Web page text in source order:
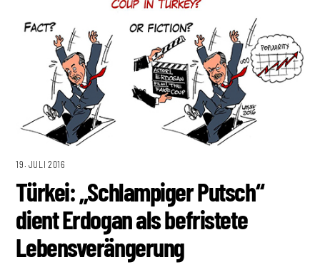
19. JULI 2016
Türkei: „Schlampiger Putsch“
dient Erdogan als befristete
Lebensverängerung